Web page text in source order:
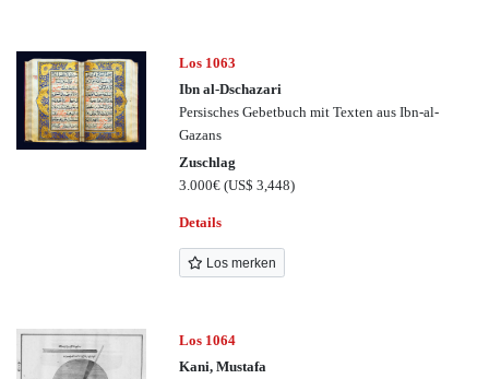
Los 1063
Ibn al-Dschazari
Persisches Gebetbuch mit Texten aus Ibn-al-
Gazans
Zuschlag
3.000€(US$ 3,448)
Details
Los merken
Los 1064
Kani, Mustafa